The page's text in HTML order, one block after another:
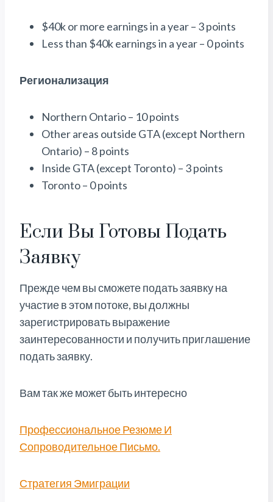
$40k or more earnings in a year – 3 points
Less than $40k earnings in a year – 0 points
Регионализация
Northern Ontario – 10 points
Other areas outside GTA (except Northern
Ontario) – 8 points
Inside GTA (except Toronto) – 3 points
Toronto – 0 points
Если Вы Готовы Подать
Заявку
Прежде чем вы сможете подать заявку на
участие в этом потоке, вы должны
зарегистрировать выражение
заинтересованности и получить приглашение
подать заявку.
Вам так же может быть интересно
Профессиональное Резюме И
Сопроводительное Письмо.
Стратегия Эмиграции